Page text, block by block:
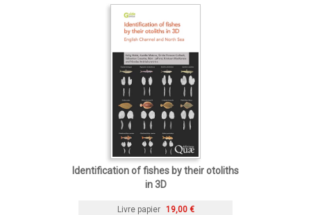
Identification of fishes by their otoliths
in 3D
Livre papier 19,00 €